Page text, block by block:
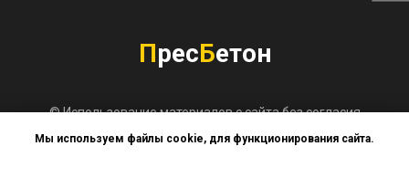
Мы используем файлы cookie, для функционирования сайта.
ПресБетон
© Использование материалов с сайта без согласия